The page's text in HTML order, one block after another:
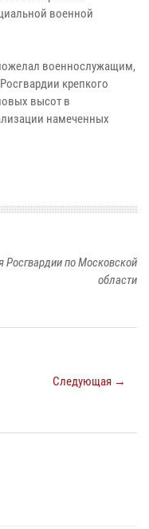
военной
военнослужащим,
крепкого
высот в
намеченных
Росгвардии по Московской
области
Следующая →